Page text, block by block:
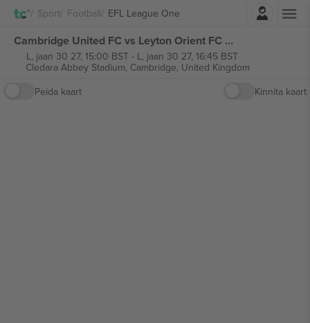
Sport Football EFL League OneLogi sisse
Cambridge United FC vs Leyton Orient FC EFL League One piletid
L, jaan 30 27, 15:00 BST- L, jaan 30 27, 16:45 BST
Cledara Abbey Stadium, Cambridge, United Kingdom
Peida kaart
Kinnita kaart